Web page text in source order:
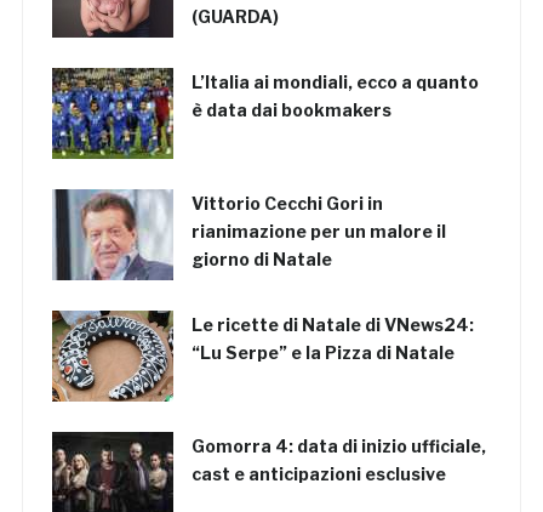
(GUARDA)
L’Italia ai mondiali, ecco a quanto
è data dai bookmakers
Vittorio Cecchi Gori in
rianimazione per un malore il
giorno di Natale
Le ricette di Natale di VNews24:
“Lu Serpe” e la Pizza di Natale
Gomorra 4: data di inizio ufficiale,
cast e anticipazioni esclusive